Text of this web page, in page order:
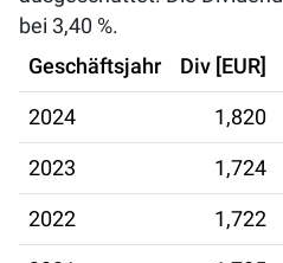
bei 3,40 %.
Geschäftsjahr
Div [EUR]
2024 1,820
2023 1,724
2022 1,722